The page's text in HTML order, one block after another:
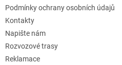
Podmínky ochrany osobních údajů
Kontakty
Napište nám
Rozvozové trasy
Reklamace